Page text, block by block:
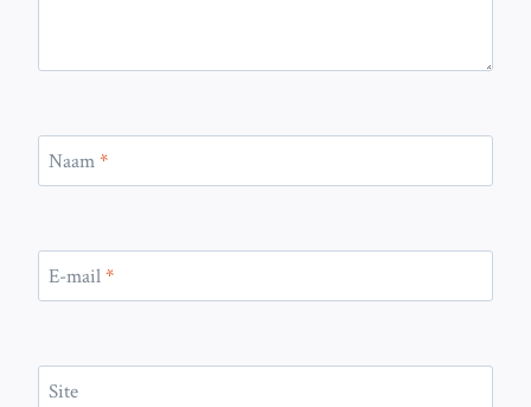
Naam*
E-mail*
Site